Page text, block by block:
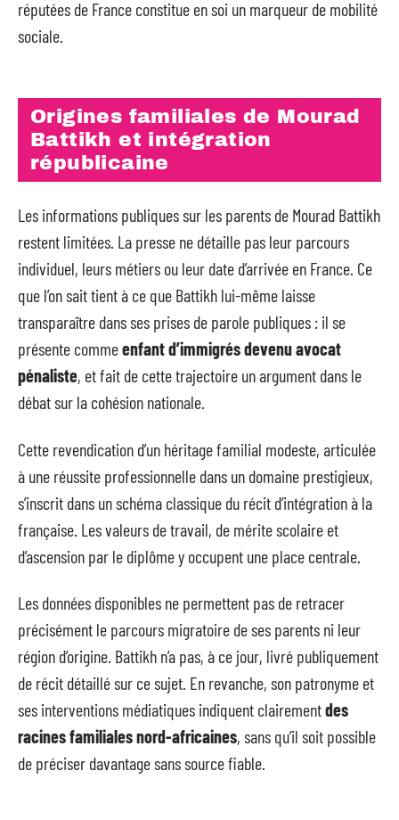
réputées de France constitue en soi un marqueur de mobilité
sociale.
Origines familiales de Mourad
Battikh et intégration
républicaine
Les informations publiques sur les parents de Mourad Battikh
restent limitées. La presse ne détaille pas leur parcours
individuel, leurs métiers ou leur date d’arrivée en France. Ce
que l’on sait tient à ce que Battikh lui-même laisse
transparaître dans ses prises de parole publiques : il se
présente commeenfant d’immigrés devenu avocat
pénaliste, et fait de cette trajectoire un argument dans le
débat sur la cohésion nationale.
Cette revendication d’un héritage familial modeste, articulée
à une réussite professionnelle dans un domaine prestigieux,
s’inscrit dans un schéma classique du récit d’intégration à la
française. Les valeurs de travail, de mérite scolaire et
d’ascension par le diplôme y occupent une place centrale.
Les données disponibles ne permettent pas de retracer
précisément le parcours migratoire de ses parents ni leur
région d’origine. Battikh n’a pas, à ce jour, livré publiquement
de récit détaillé sur ce sujet. En revanche, son patronyme et
ses interventions médiatiques indiquent clairementdes
racines familiales nord-africaines, sans qu’il soit possible
de préciser davantage sans source fiable.